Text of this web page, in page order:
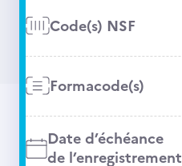
Code(s) NSF
Formacode(s)
Date d’échéance
de l’enregistrement